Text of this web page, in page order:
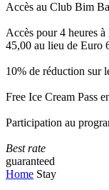
Accès au Club Bim
Accès pour 4 heures
45,00 au lieu de Euro
10% de réduction sur
Free Ice Cream Pass
Participation au
Best rate
guaranteed
Home Stay